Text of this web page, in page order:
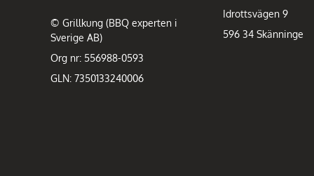
© Grillkung (BBQ experten i
Sverige AB)
Org nr: 556988-0593
GLN: 7350133240006
Idrottsvägen 9
596 34 Skänninge